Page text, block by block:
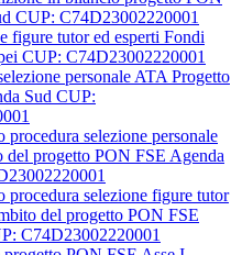
CUP: C74D23002220001
figure tutor ed esperti Fondi
CUP: C74D23002220001
personale ATA Progetto
Sud CUP:
procedura selezione personale
del progetto PON FSE Agenda
procedura selezione figure tutor
del progetto PON FSE
C74D23002220001